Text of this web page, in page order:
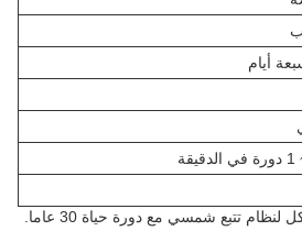
أيام
تتبع شمسي مع دورة حياة 30 عاما.